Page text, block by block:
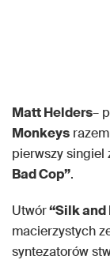
Matt Helders–
Monkeys
pierwszy singiel
Bad Cop”.
Utwór“Silk and
macierzystych
syntezatorów